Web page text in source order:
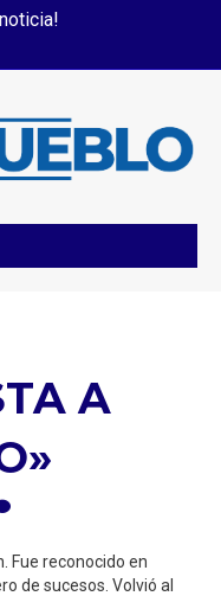
A
Fue reconocido en
de sucesos. Volvió al